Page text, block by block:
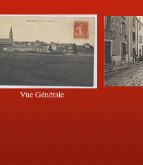
Vue Générale